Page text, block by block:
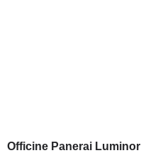
Officine Panerai Luminor